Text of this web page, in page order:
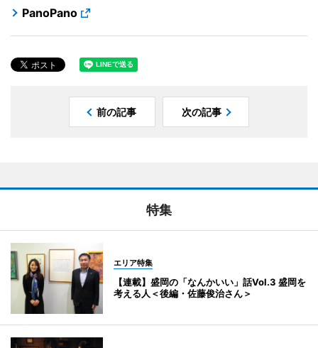
PanoPano
前の記事 次の記事
特集
エリア特集
【連載】盛岡の「なんかいい」話Vol.3 盛岡を
考える人＜後編・佐藤俊治さん＞